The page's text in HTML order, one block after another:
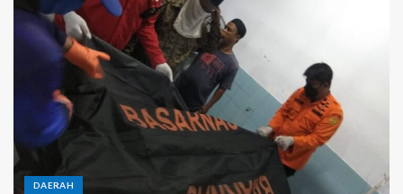
DAERAH